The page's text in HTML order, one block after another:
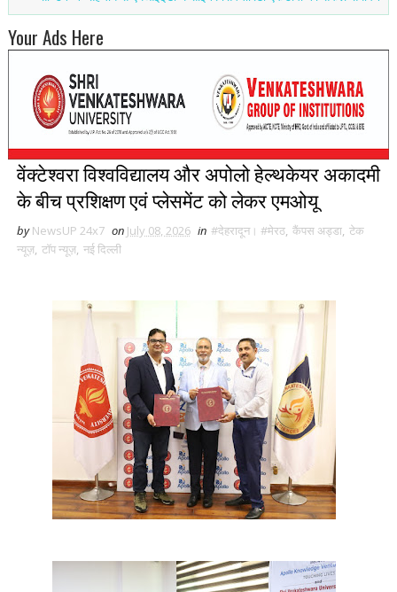
Your Ads Here
वेंक्टेश्वरा विश्वविद्यालय और अपोलो हेल्थकेयर अकादमी
के बीच प्रशिक्षण एवं प्लेसमेंट को लेकर एमओयू
by NewsUP 24x7 on July 08, 2026 in #देहरादून। #मेरठ, कैंपस अड्डा, टेक
न्यूज़, टॉप न्यूज़, नई द‍िल्ली